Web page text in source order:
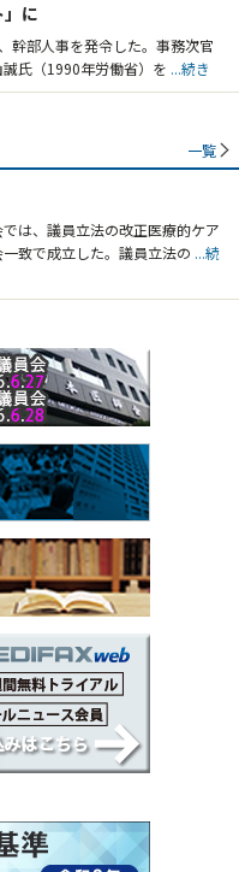
に
幹部人事を発令した。事務次官
氏（1990年労働省）を ...続き
一覧
は、議員立法の改正医療的ケア
致で成立した。議員立法の ...続